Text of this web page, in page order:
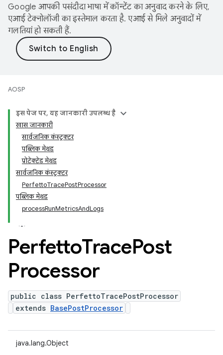
Google आपकी पसंदीदा भाषा में कॉन्टेंट का अनुवाद करने के लिए,
एआई टेक्नोलॉजी का इस्तेमाल करता है. एआई से मिले अनुवादों में
गलतियां हो सकती हैं.
AOSP
इस पेज पर, यह जानकारी उपलब्ध है
खास जानकारी
सार्वजनिक कंस्ट्रक्टर
पब्लिक मेथड
प्रोटेक्टेड मेथड
सार्वजनिक कंस्ट्रक्टर
PerfettoTracePostProcessor
पब्लिक मेथड
processRunMetricsAndLogs
PerfettoTracePost
Processor
public class PerfettoTracePostProcessor
extends BasePostProcessor
java.lang.Object